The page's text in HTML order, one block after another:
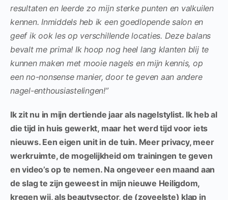
resultaten en leerde zo mijn sterke punten en valkuilen
kennen. Inmiddels heb ik een goedlopende salon en
geef ik ook les op verschillende locaties. Deze balans
bevalt me prima! Ik hoop nog heel lang klanten blij te
kunnen maken met mooie nagels en mijn kennis, op
een no-nonsense manier, door te geven aan andere
nagel-enthousiastelingen!”
Ik zit nu in mijn dertiende jaar als nagelstylist. Ik heb al
die tijd in huis gewerkt, maar het werd tijd voor iets
nieuws. Een eigen unit in de tuin. Meer privacy, meer
werkruimte, de mogelijkheid om trainingen te geven
en video’s op te nemen. Na ongeveer een maand aan
de slag te zijn geweest in mijn nieuwe Heiligdom,
kregen wij, als beautysector, de (zoveelste) klap in